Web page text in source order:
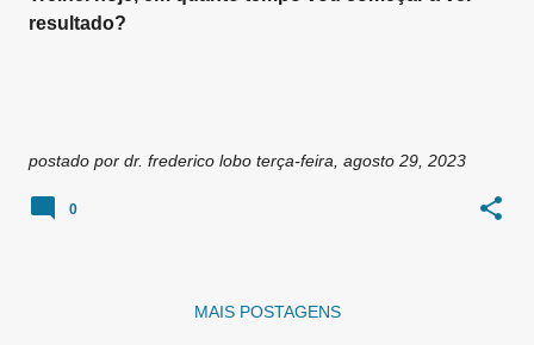
resultado?
postado por dr. frederico lobo terça-feira, agosto 29, 2023
0
MAIS POSTAGENS